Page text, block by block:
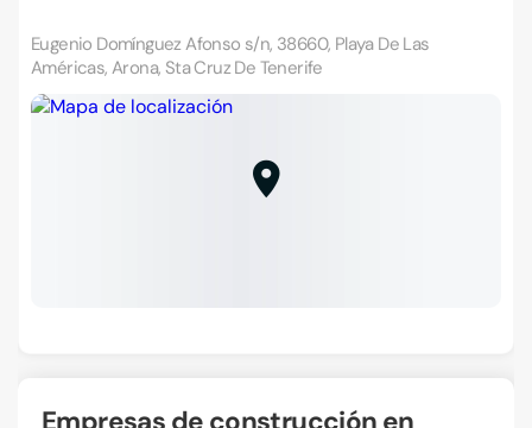
Eugenio Domínguez Afonso s/n, 38660, Playa De Las
Américas, Arona, Sta Cruz De Tenerife